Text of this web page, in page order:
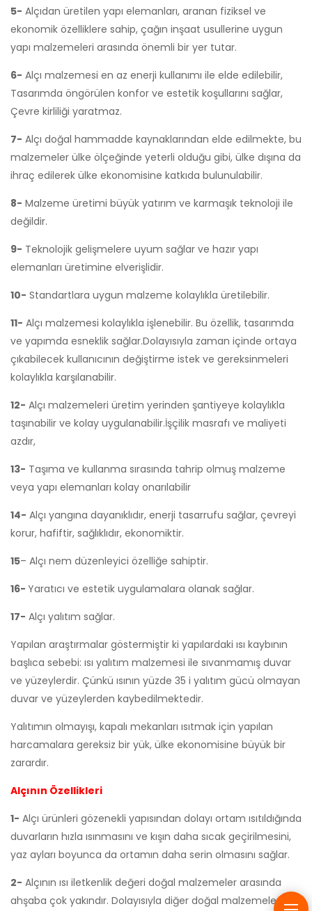
5- Alçıdan üretilen yapı elemanları, aranan fiziksel ve
ekonomik özelliklere sahip, çağın inşaat usullerine uygun
yapı malzemeleri arasında önemli bir yer tutar.
6- Alçı malzemesi en az enerji kullanımı ile elde edilebilir,
Tasarımda öngörülen konfor ve estetik koşullarını sağlar,
Çevre kirliliği yaratmaz.
7- Alçı doğal hammadde kaynaklarından elde edilmekte, bu
malzemeler ülke ölçeğinde yeterli olduğu gibi, ülke dışına da
ihraç edilerek ülke ekonomisine katkıda bulunulabilir.
8- Malzeme üretimi büyük yatırım ve karmaşık teknoloji ile
değildir.
9- Teknolojik gelişmelere uyum sağlar ve hazır yapı
elemanları üretimine elverişlidir.
10- Standartlara uygun malzeme kolaylıkla üretilebilir.
11- Alçı malzemesi kolaylıkla işlenebilir. Bu özellik, tasarımda
ve yapımda esneklik sağlar.Dolayısıyla zaman içinde ortaya
çıkabilecek kullanıcının değiştirme istek ve gereksinmeleri
kolaylıkla karşılanabilir.
12- Alçı malzemeleri üretim yerinden şantiyeye kolaylıkla
taşınabilir ve kolay uygulanabilir.İşçilik masrafı ve maliyeti
azdır,
13- Taşıma ve kullanma sırasında tahrip olmuş malzeme
veya yapı elemanları kolay onarılabilir
14- Alçı yangına dayanıklıdır, enerji tasarrufu sağlar, çevreyi
korur, hafiftir, sağlıklıdır, ekonomiktir.
15– Alçı nem düzenleyici özelliğe sahiptir.
16- Yaratıcı ve estetik uygulamalara olanak sağlar.
17- Alçı yalıtım sağlar.
Yapılan araştırmalar göstermiştir ki yapılardaki ısı kaybının
başlıca sebebi: ısı yalıtım malzemesi ile sıvanmamış duvar
ve yüzeylerdir. Çünkü ısının yüzde 35 i yalıtım gücü olmayan
duvar ve yüzeylerden kaybedilmektedir.
Yalıtımın olmayışı, kapalı mekanları ısıtmak için yapılan
harcamalara gereksiz bir yük, ülke ekonomisine büyük bir
zarardır.
Alçının Özellikleri
1- Alçı ürünleri gözenekli yapısından dolayı ortam ısıtıldığında
duvarların hızla ısınmasını ve kışın daha sıcak geçirilmesini,
yaz ayları boyunca da ortamın daha serin olmasını sağlar.
2- Alçının ısı iletkenlik değeri doğal malzemeler arasında
ahşaba çok yakındır. Dolayısıyla diğer doğal malzemelere